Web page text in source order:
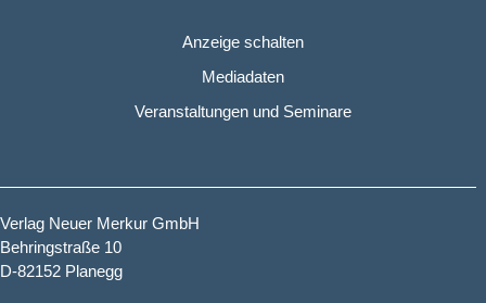
Anzeige schalten
Mediadaten
Veranstaltungen und Seminare
Verlag Neuer Merkur GmbH
Behringstraße 10
D-82152 Planegg